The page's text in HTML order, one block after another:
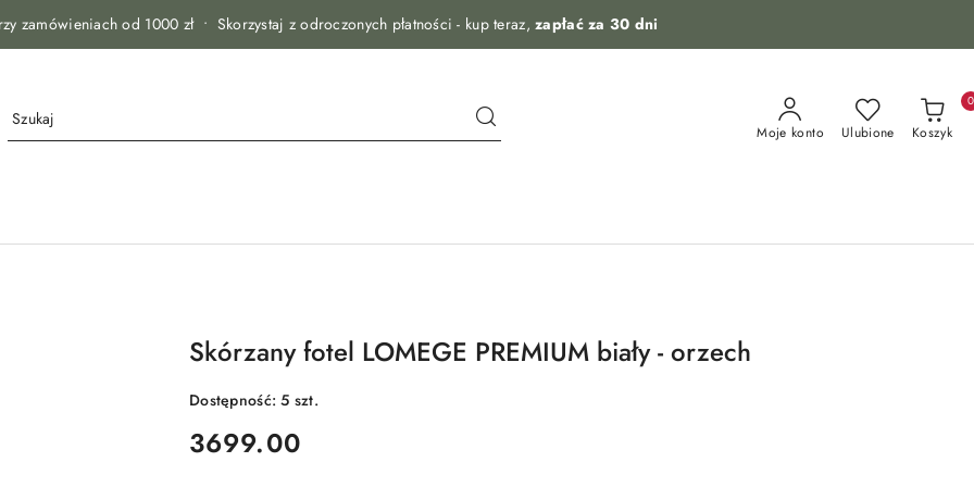
zamówieniach od 1000 zł • Skorzystaj z odroczonych płatności - kup teraz, zapłać za 30 dni
Moje konto Ulubione Koszyk
0
Skórzany fotel LOMEGE PREMIUM biały - orzech
Dostępność:5 szt.
cena:
3699.00